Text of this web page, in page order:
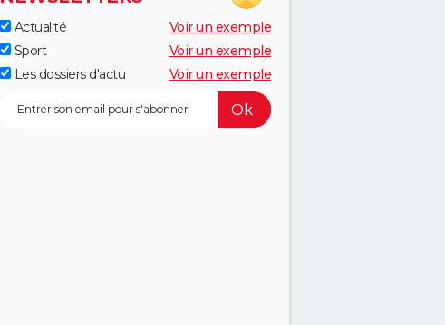
Actualité
Voir un exemple
Sport
Voir un exemple
Les dossiers d'actu
Voir un exemple